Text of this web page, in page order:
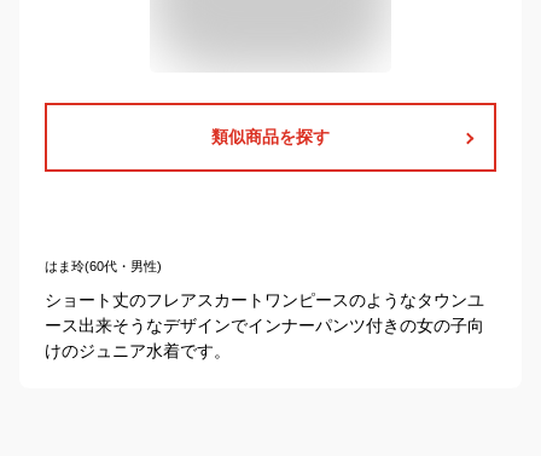
類似商品を探す
はま玲(60代・男性)
ショート丈のフレアスカートワンピースのようなタウンユ
ース出来そうなデザインでインナーパンツ付きの女の子向
けのジュニア水着です。